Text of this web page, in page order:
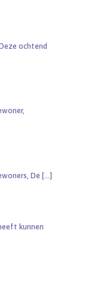
ochtend
De […]
kunnen